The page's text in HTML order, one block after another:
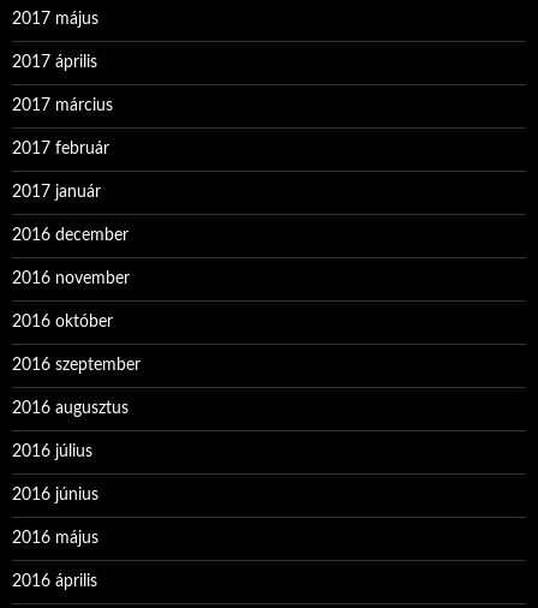
2017 május
2017 április
2017 március
2017 február
2017 január
2016 december
2016 november
2016 október
2016 szeptember
2016 augusztus
2016 július
2016 június
2016 május
2016 április